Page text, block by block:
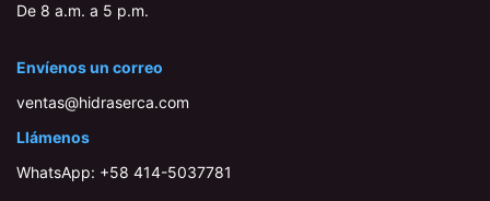
De 8 a.m. a 5 p.m.
Envíenos un correo
ventas@hidraserca.com
Llámenos
WhatsApp: +58 414-503778​1